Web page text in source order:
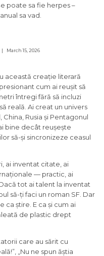
poate sa fie herpes –
sa vad.
March 15, 2026
această creație literară
cum ai reușit să
întregi fără să incluzi
reală. Ai creat un univers
China, Rusia și Pentagonul
bine decât reușește
să-și sincronizeze ceasul
ai inventat citate, ai
— practic, ai
tot ai talent la inventat
să-ți faci un roman SF. Dar
ca știre. E ca și cum ai
de plastic drept
care au sărit cu
„Nu ne spun ăștia